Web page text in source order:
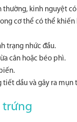
kinh nguyệt
cơ thể có thể
trạng nhức đầu.
cân hoặc béo phì.
dầu và gây ra mụn
trứng